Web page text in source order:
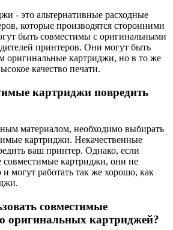
- это альтернативные расходные
которые производятся сторонними
быть совместимы с оригинальными
принтеров. Они могут быть
оригинальные картриджи, но в то же
качество печати.
картриджи повредить
материалом, необходимо выбирать
картриджи. Некачественные
ваш принтер. Однако, если
совместимые картриджи, они не
могут работать так же хорошо, как
совместимые
оригинальных картриджей?